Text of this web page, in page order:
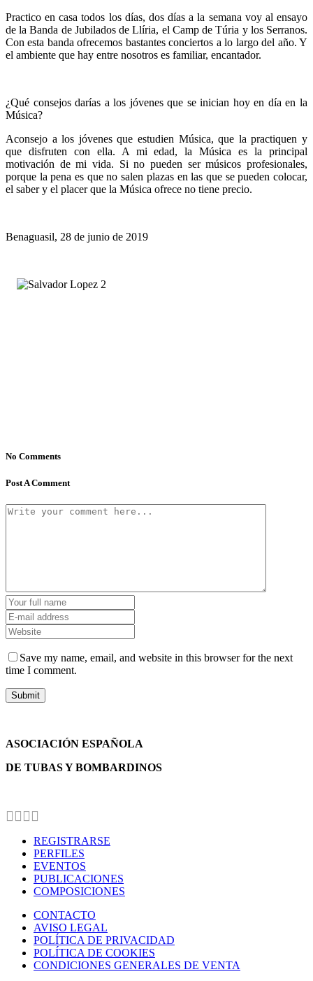
Practico en casa todos los días, dos días a la semana voy al ensayo
de la Banda de Jubilados de Llíria, el Camp de Túria y los Serranos.
Con esta banda ofrecemos bastantes conciertos a lo largo del año. Y
el ambiente que hay entre nosotros es familiar, encantador.
¿Qué consejos darías a los jóvenes que se inician hoy en día en la
Música?
Aconsejo a los jóvenes que estudien Música, que la practiquen y
que disfruten con ella. A mi edad, la Música es la principal
motivación de mi vida. Si no pueden ser músicos profesionales,
porque la pena es que no salen plazas en las que se pueden colocar,
el saber y el placer que la Música ofrece no tiene precio.
Benaguasil, 28 de junio de 2019
No Comments
Post A Comment
Save my name, email, and website in this browser for the next
time I comment.
ASOCIACIÓN ESPAÑOLA
DE TUBAS Y BOMBARDINOS
REGISTRARSE
PERFILES
EVENTOS
PUBLICACIONES
COMPOSICIONES
CONTACTO
AVISO LEGAL
POLÍTICA DE PRIVACIDAD
POLÍTICA DE COOKIES
CONDICIONES GENERALES DE VENTA